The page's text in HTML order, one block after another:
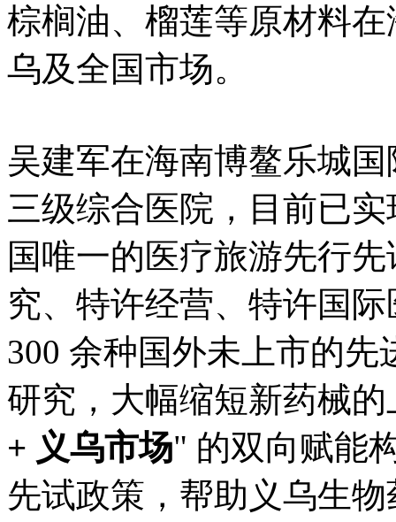
棕榈油、榴莲等原材料
乌及全国市场。
吴建军在海南博鳌乐城
三级综合医院，目前已
国唯一的医疗旅游先行
究、特许经营、特许国
300 余种国外未上市的
研究，大幅缩短新药械
+ 义乌市场" 的双向赋能
先试政策，帮助义乌生